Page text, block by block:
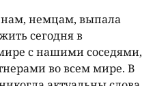
нам, немцам, выпала
сегодня в
с нашими соседями,
во всем мире. В